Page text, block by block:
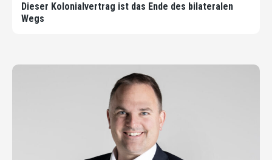
Dieser Kolonialvertrag ist das Ende des bilateralen
Wegs